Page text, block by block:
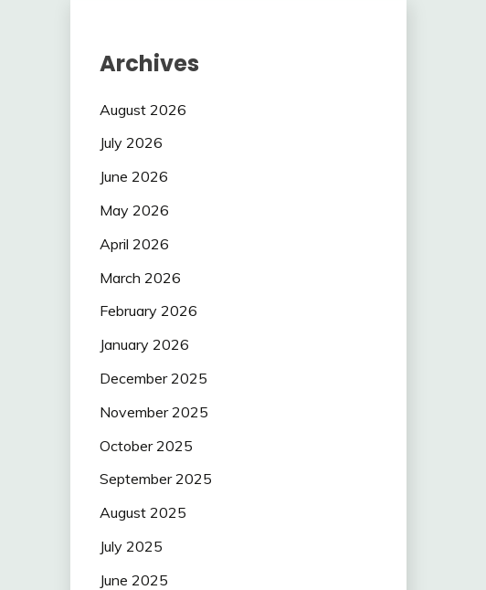
Archives
August 2026
July 2026
June 2026
May 2026
April 2026
March 2026
February 2026
January 2026
December 2025
November 2025
October 2025
September 2025
August 2025
July 2025
June 2025